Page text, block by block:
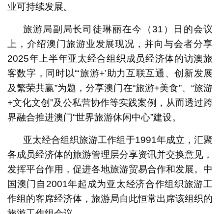
业可持续发展。
旅游局副局长司徒琳丽在今（31）日的会议
上，介绍澳门旅游业发展现况，并向与会者分享
2025年上半年亚太经合组织成员经济体的访澳旅
客数字，同时以“‘旅游+’助力互联互通、创新发展
及繁荣共赢”为题，分享澳门在“旅游+美食”、“旅游
+文化文创”及公私营协作等实践案例，从而透过跨
界融合推进澳门“世界旅游休闲中心”建设。
亚太经合组织旅游工作组于1991年成立，汇聚
各成员经济体的旅游管理层分享资讯并交换意见，
发挥平台作用，促进各地旅游贸易合作和发展。中
国澳门自2001年起成为亚太经济合作组织旅游工
作组的客席经济体，旅游局自此恒常出席该组织的